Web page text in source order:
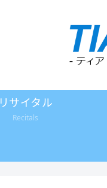
リサイタル
Recitals